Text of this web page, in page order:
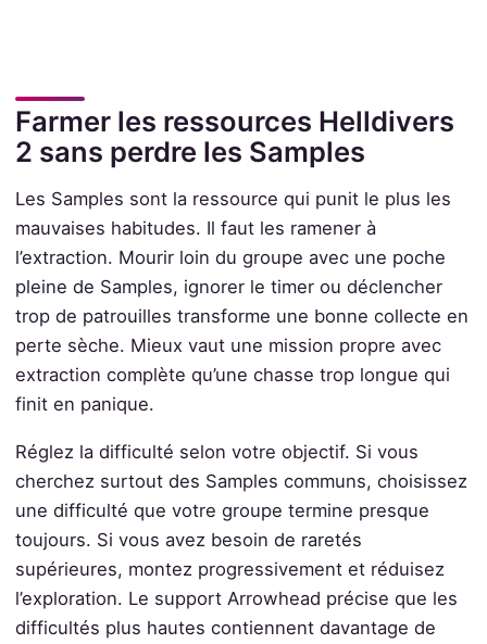
Farmer les ressources Helldivers
2 sans perdre les Samples
Les Samples sont la ressource qui punit le plus les
mauvaises habitudes. Il faut les ramener à
l’extraction. Mourir loin du groupe avec une poche
pleine de Samples, ignorer le timer ou déclencher
trop de patrouilles transforme une bonne collecte en
perte sèche. Mieux vaut une mission propre avec
extraction complète qu’une chasse trop longue qui
finit en panique.
Réglez la difficulté selon votre objectif. Si vous
cherchez surtout des Samples communs, choisissez
une difficulté que votre groupe termine presque
toujours. Si vous avez besoin de raretés
supérieures, montez progressivement et réduisez
l’exploration. Le support Arrowhead précise que les
difficultés plus hautes contiennent davantage de